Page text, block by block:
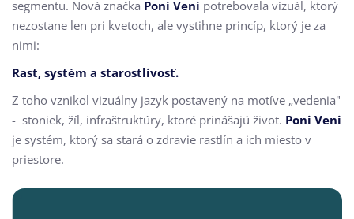
segmentu. Nová značka Poni Veni potrebovala vizuál, ktorý
nezostane len pri kvetoch, ale vystihne princíp, ktorý je za
nimi:
Rast, systém a starostlivosť.
Z toho vznikol vizuálny jazyk postavený na motíve „vedenia"
- stoniek, žíl, infraštruktúry, ktoré prinášajú život. Poni Veni
je systém, ktorý sa stará o zdravie rastlín a ich miesto v
priestore.